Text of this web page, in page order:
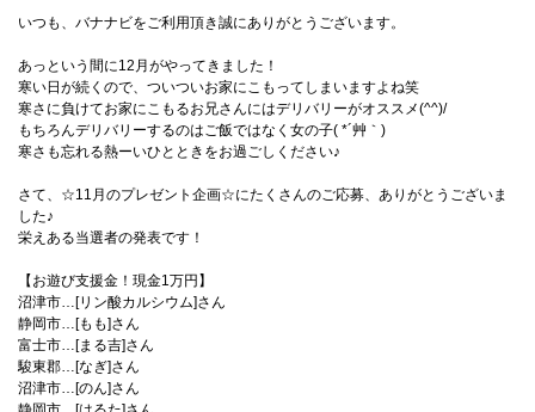
いつも、バナナビをご利用頂き誠にありがとうございます。
あっという間に12月がやってきました！
寒い日が続くので、ついついお家にこもってしまいますよね笑
寒さに負けてお家にこもるお兄さんにはデリバリーがオススメ(^^)/
もちろんデリバリーするのはご飯ではなく女の子( *´艸｀)
寒さも忘れる熱ーいひとときをお過ごしください♪
さて、☆11月のプレゼント企画☆にたくさんのご応募、ありがとうございま
した♪
栄えある当選者の発表です！
【お遊び支援金！現金1万円】
沼津市…[リン酸カルシウム]さん
静岡市…[もも]さん
富士市…[まる吉]さん
駿東郡…[なぎ]さん
沼津市…[のん]さん